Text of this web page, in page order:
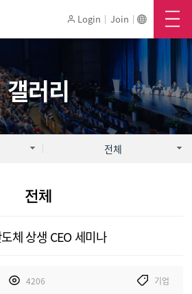
Login Join
메뉴
기
갤러리
전체
전체
체 상생 CEO 세미나
4206 기업